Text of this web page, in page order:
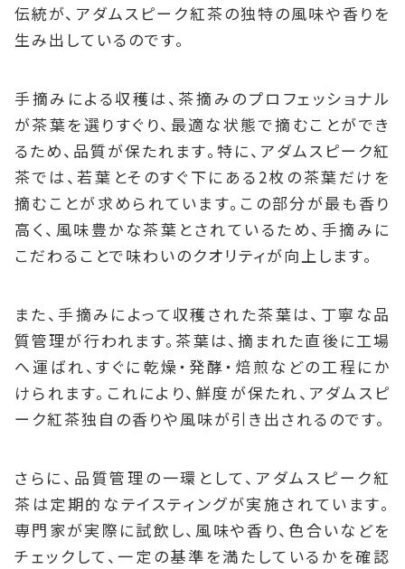
伝統が、アダムスピーク紅茶の独特の風味や香りを
生み出しているのです。
手摘みによる収穫は、茶摘みのプロフェッショナル
が茶葉を選りすぐり、最適な状態で摘むことができ
るため、品質が保たれます。特に、アダムスピーク紅
茶では、若葉とそのすぐ下にある2枚の茶葉だけを
摘むことが求められています。この部分が最も香り
高く、風味豊かな茶葉とされているため、手摘みに
こだわることで味わいのクオリティが向上します。
また、手摘みによって収穫された茶葉は、丁寧な品
質管理が行われます。茶葉は、摘まれた直後に工場
へ運ばれ、すぐに乾燥・発酵・焙煎などの工程にか
けられます。これにより、鮮度が保たれ、アダムスピ
ーク紅茶独自の香りや風味が引き出されるのです。
さらに、品質管理の一環として、アダムスピーク紅
茶は定期的なテイスティングが実施されています。
専門家が実際に試飲し、風味や香り、色合いなどを
チェックして、一定の基準を満たしているかを確認